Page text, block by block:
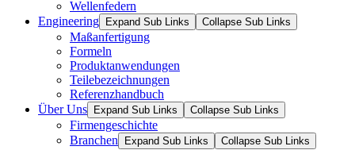
Wellenfedern
Engineering
Expand Sub Links Collapse Sub Links
Maßanfertigung
Formeln
Produktanwendungen
Teilebezeichnungen
Referenzhandbuch
Über Uns
Expand Sub Links Collapse Sub Links
Firmengeschichte
Branchen
Expand Sub Links Collapse Sub Links